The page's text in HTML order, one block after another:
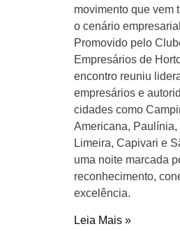
movimento que vem
o cenário
Promovido pelo
Empresários de
encontro reuniu
empresários e
cidades como
Americana, Paulínia,
Limeira, Capivari e
uma noite marcada
reconhecimento,
excelência.
Leia Mais »